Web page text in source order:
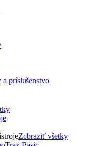
príslušenstvo
Zobraziť všetky